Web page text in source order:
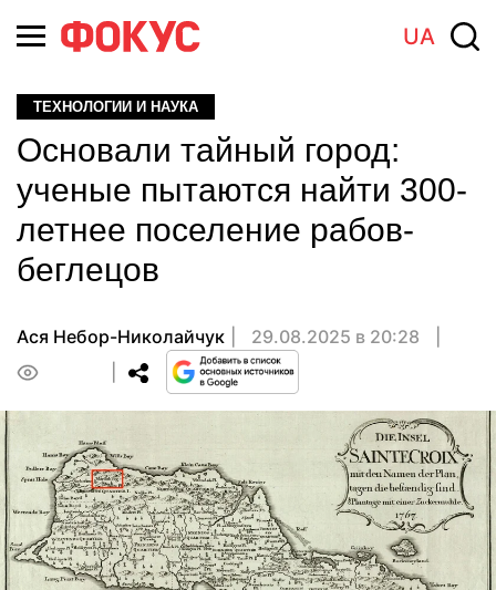
UA
ТЕХНОЛОГИИ И НАУКА
Основали тайный город:
ученые пытаются найти 300-
летнее поселение рабов-
беглецов
Ася Небор-Николайчук
29.08.2025 в 20:28